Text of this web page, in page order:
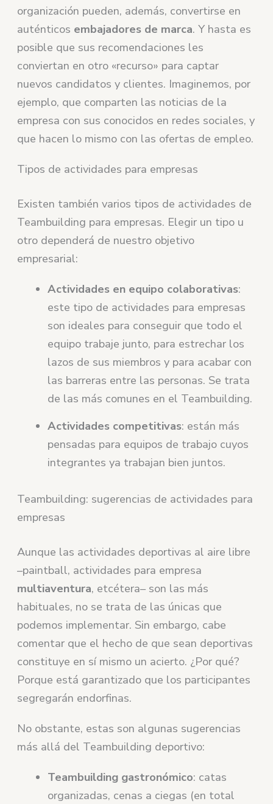
organización pueden, además, convertirse en
auténticos embajadores de marca. Y hasta es
posible que sus recomendaciones les
conviertan en otro «recurso» para captar
nuevos candidatos y clientes. Imaginemos, por
ejemplo, que comparten las noticias de la
empresa con sus conocidos en redes sociales, y
que hacen lo mismo con las ofertas de empleo.
Tipos de actividades para empresas
Existen también varios tipos de actividades de
Teambuilding para empresas. Elegir un tipo u
otro dependerá de nuestro objetivo
empresarial:
Actividades en equipo colaborativas:
este tipo de actividades para empresas
son ideales para conseguir que todo el
equipo trabaje junto, para estrechar los
lazos de sus miembros y para acabar con
las barreras entre las personas. Se trata
de las más comunes en el Teambuilding.
Actividades competitivas: están más
pensadas para equipos de trabajo cuyos
integrantes ya trabajan bien juntos.
Teambuilding: sugerencias de actividades para
empresas
Aunque las actividades deportivas al aire libre
–paintball, actividades para empresa
multiaventura, etcétera– son las más
habituales, no se trata de las únicas que
podemos implementar. Sin embargo, cabe
comentar que el hecho de que sean deportivas
constituye en sí mismo un acierto. ¿Por qué?
Porque está garantizado que los participantes
segregarán endorfinas.
No obstante, estas son algunas sugerencias
más allá del Teambuilding deportivo:
Teambuilding gastronómico: catas
organizadas, cenas a ciegas (en total